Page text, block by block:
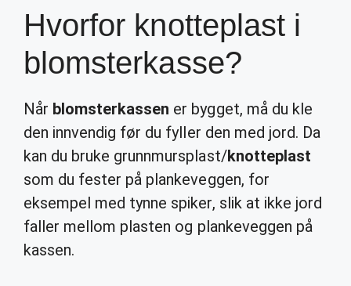
Hvorfor knotteplast i
blomsterkasse?
Når blomsterkassen er bygget, må du kle
den innvendig før du fyller den med jord. Da
kan du bruke grunnmursplast/knotteplast
som du fester på plankeveggen, for
eksempel med tynne spiker, slik at ikke jord
faller mellom plasten og plankeveggen på
kassen.